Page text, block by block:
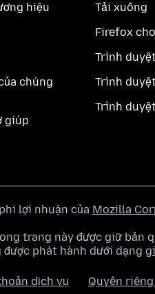
hiệu
chúng
giúp
Tải xuống
Firefox
Trình
Trình
Trình
lợi nhuận của Mozilla
trang này được giữ
phát hành dưới dạng
dịch vụ Quyền